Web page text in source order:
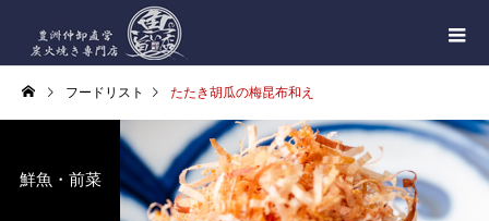
フードリスト たたき胡瓜の梅昆布和え
鮮魚・前菜